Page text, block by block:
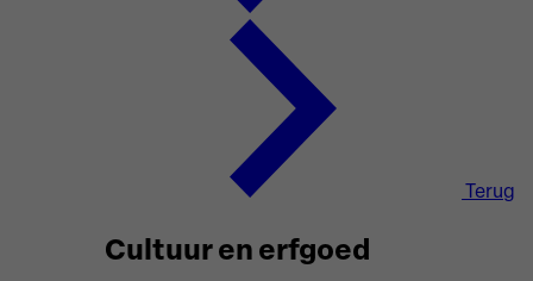
Terug
Cultuur en erfgoed